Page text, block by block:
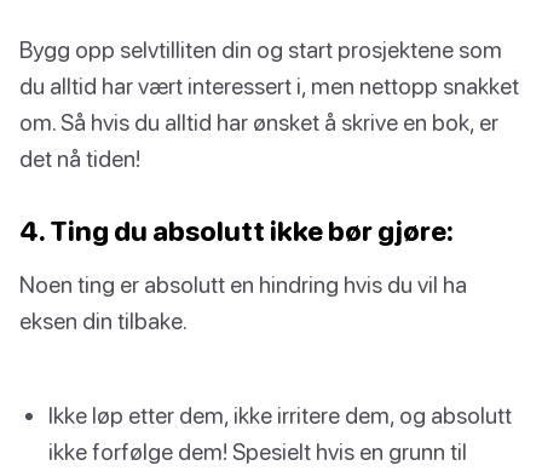
Bygg opp selvtilliten din og start prosjektene som
du alltid har vært interessert i, men nettopp snakket
om. Så hvis du alltid har ønsket å skrive en bok, er
det nå tiden!
4. Ting du absolutt ikke bør gjøre:
Noen ting er absolutt en hindring hvis du vil ha
eksen din tilbake.
Ikke løp etter dem, ikke irritere dem, og absolutt
ikke forfølge dem! Spesielt hvis en grunn til